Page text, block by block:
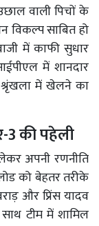
वाली पिचों के
विकल्प साबित हो
में काफी सुधार
में शानदार
श्रृंखला में खेलने का
की पहेली
अपनी रणनीति
को बेहतर तरीके
और प्रिंस यादव
टीम में शामिल